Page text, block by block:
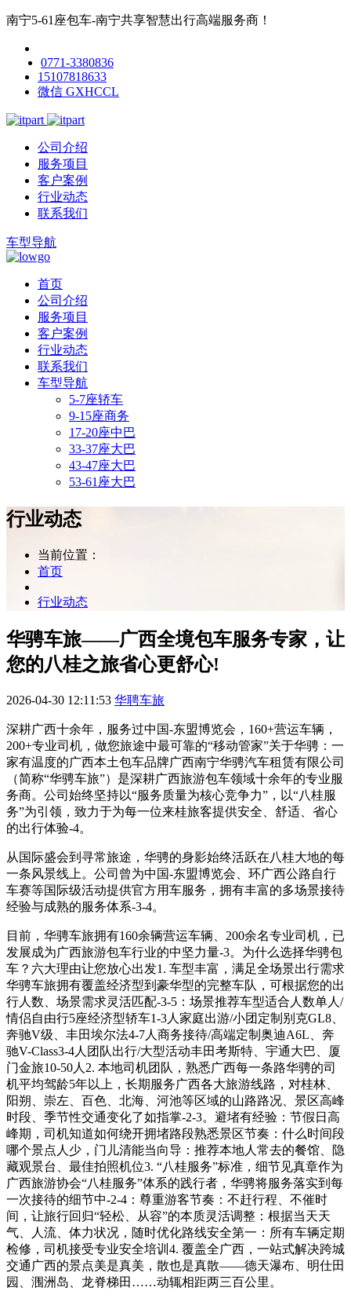
南宁5-61座包车-南宁共享智慧出行高端服务商！
0771-3380836
15107818633
微信 GXHCCL
公司介绍
服务项目
客户案例
行业动态
联系我们
车型导航
首页
公司介绍
服务项目
客户案例
行业动态
联系我们
车型导航
5-7座轿车
9-15座商务
17-20座中巴
33-37座大巴
43-47座大巴
53-61座大巴
行业动态
当前位置：
首页
行业动态
华骋车旅——广西全境包车服务专家，让
您的八桂之旅省心更舒心!
2026-04-30 12:11:53 华聘车旅
深耕广西十余年，服务过中国-东盟博览会，160+营运车辆，
200+专业司机，做您旅途中最可靠的“移动管家”关于华骋：一
家有温度的广西本土包车品牌广西南宁华骋汽车租赁有限公司
（简称“华骋车旅”）是深耕广西旅游包车领域十余年的专业服
务商。公司始终坚持以“服务质量为核心竞争力”，以“八桂服
务”为引领，致力于为每一位来桂旅客提供安全、舒适、省心
的出行体验-4。
从国际盛会到寻常旅途，华骋的身影始终活跃在八桂大地的每
一条风景线上。公司曾为中国-东盟博览会、环广西公路自行
车赛等国际级活动提供官方用车服务，拥有丰富的多场景接待
经验与成熟的服务体系-3-4。
目前，华骋车旅拥有160余辆营运车辆、200余名专业司机，已
发展成为广西旅游包车行业的中坚力量-3。为什么选择华骋包
车？六大理由让您放心出发1. 车型丰富，满足全场景出行需求
华骋车旅拥有覆盖经济型到豪华型的完整车队，可根据您的出
行人数、场景需求灵活匹配-3-5：场景推荐车型适合人数单人/
情侣自由行5座经济型轿车1-3人家庭出游/小团定制别克GL8、
奔驰V级、丰田埃尔法4-7人商务接待/高端定制奥迪A6L、奔
驰V-Class3-4人团队出行/大型活动丰田考斯特、宇通大巴、厦
门金旅10-50人2. 本地司机团队，熟悉广西每一条路华骋的司
机平均驾龄5年以上，长期服务广西各大旅游线路，对桂林、
阳朔、崇左、百色、北海、河池等区域的山路路况、景区高峰
时段、季节性交通变化了如指掌-2-3。避堵有经验：节假日高
峰期，司机知道如何绕开拥堵路段熟悉景区节奏：什么时间段
哪个景点人少，门儿清能当向导：推荐本地人常去的餐馆、隐
藏观景台、最佳拍照机位3. “八桂服务”标准，细节见真章作为
广西旅游协会“八桂服务”体系的践行者，华骋将服务落实到每
一次接待的细节中-2-4：尊重游客节奏：不赶行程、不催时
间，让旅行回归“轻松、从容”的本质灵活调整：根据当天天
气、人流、体力状况，随时优化路线安全第一：所有车辆定期
检修，司机接受专业安全培训4. 覆盖全广西，一站式解决跨城
交通广西的景点美是真美，散也是真散——德天瀑布、明仕田
园、涠洲岛、龙脊梯田……动辄相距两三百公里。